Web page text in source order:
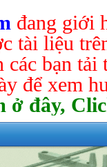
đang giới
tài liệu
bạn tải
để xem
ở đây,